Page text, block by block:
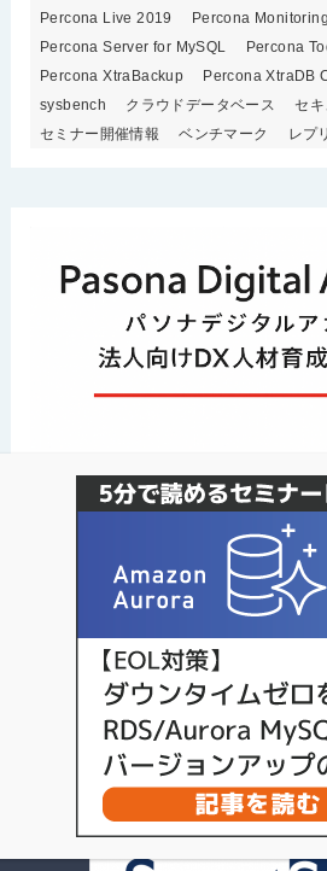
Percona Live 2019
Percona
Percona Server for MySQL
Percona
Percona XtraBackup
Percona XtraDB
sysbench
クラウドデータベース
セ
セミナー開催情報
ベンチマーク レプ
パソナデータ&デザインのX
情報はこちらから）
Tweets by s_style1987